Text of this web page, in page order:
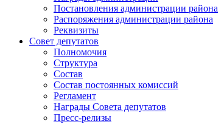
Постановления администрации района
Распоряжения администрации района
Реквизиты
Совет депутатов
Полномочия
Структура
Состав
Состав постоянных комиссий
Регламент
Награды Совета депутатов
Пресс-релизы